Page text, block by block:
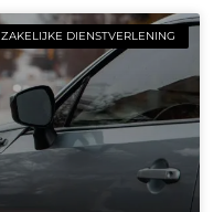
ZAKELIJKE DIENSTVERLENING